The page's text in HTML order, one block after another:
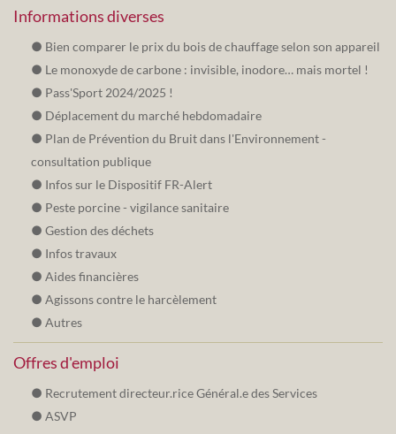
Informations diverses
Bien comparer le prix du bois de chauffage selon son appareil
Le monoxyde de carbone : invisible, inodore… mais mortel !
Pass'Sport 2024/2025 !
Déplacement du marché hebdomadaire
Plan de Prévention du Bruit dans l'Environnement -
consultation publique
Infos sur le Dispositif FR-Alert
Peste porcine - vigilance sanitaire
Gestion des déchets
Infos travaux
Aides financières
Agissons contre le harcèlement
Autres
Offres d'emploi
Recrutement directeur.rice Général.e des Services
ASVP